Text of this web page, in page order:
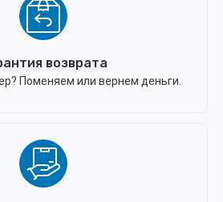
возврата
Поменяем или вернем деньги.